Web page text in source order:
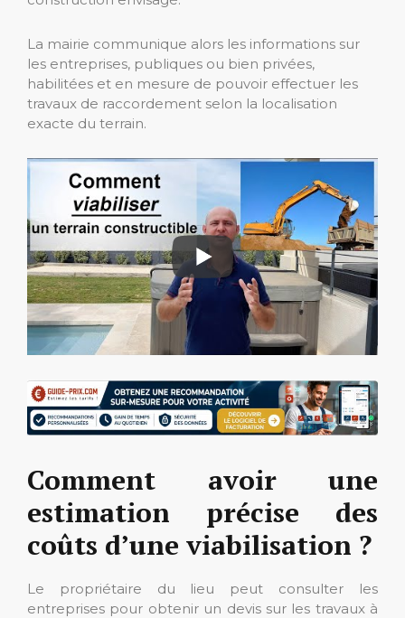
La mairie communique alors les informations sur
les entreprises, publiques ou bien privées,
habilitées et en mesure de pouvoir effectuer les
travaux de raccordement selon la localisation
exacte du terrain.
Comment avoir une
estimation précise des
coûts d’une viabilisation ?
Le propriétaire du lieu peut consulter les
entreprises pour obtenir un devis sur les travaux à